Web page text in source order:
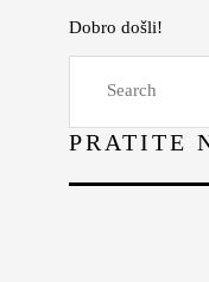
Dobro došli!
PRATITE
Lepota